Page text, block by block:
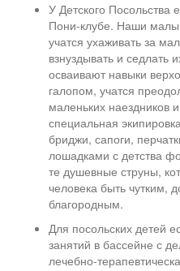
У Детского Посольства
Пони-клубе. Наши
учатся ухаживать за
взнуздывать и седлать
осваивают навыки
галопом, учатся
маленьких наездников
специальная
бриджи, сапоги,
лошадками с детства
те душевные струны,
человека быть чутким,
благородным.
Для посольских детей
занятий в бассейне с
лечебно-